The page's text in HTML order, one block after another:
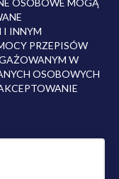
OSOBOWE MOGĄ
I INNYM
PRZEPISÓW
W
OSOBOWYCH